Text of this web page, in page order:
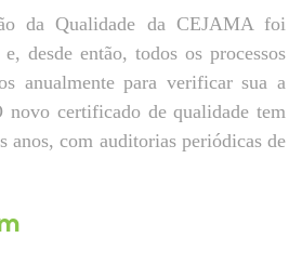
da Qualidade da CEJAMA foi
desde então, todos os processos
anualmente para verificar sua a
novo certificado de qualidade tem
anos, com auditorias periódicas de